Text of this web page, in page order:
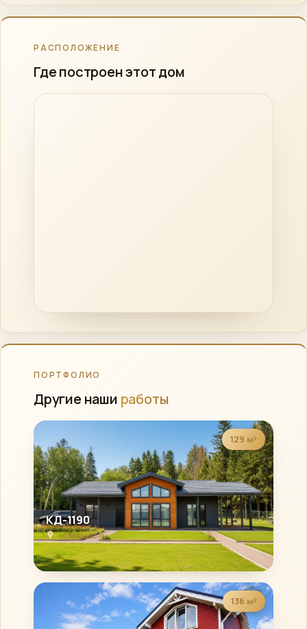
РАСПОЛОЖЕНИЕ
Где построен этот дом
ПОРТФОЛИО
Другие наши работы
129 м²
КД-1190
«Сельцо»
136 м²